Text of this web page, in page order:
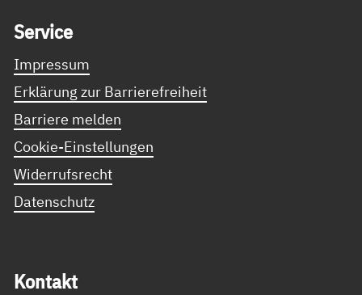
Ser­vice
Impressum
Erklärung zur Barrierefreiheit
Barriere melden
Cookie-Einstellungen
Widerrufsrecht
Datenschutz
Kon­takt